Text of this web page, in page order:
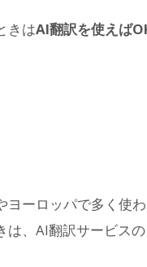
きはAI翻訳を使えば
ヨーロッパで多く使
は、AI翻訳サービスの